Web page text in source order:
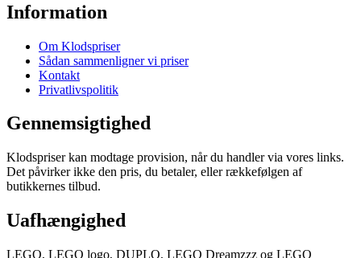
Information
Om Klodspriser
Sådan sammenligner vi priser
Kontakt
Privatlivspolitik
Gennemsigtighed
Klodspriser kan modtage provision, når du handler via vores links.
Det påvirker ikke den pris, du betaler, eller rækkefølgen af
butikkernes tilbud.
Uafhængighed
LEGO, LEGO logo, DUPLO, LEGO Dreamzzz og LEGO